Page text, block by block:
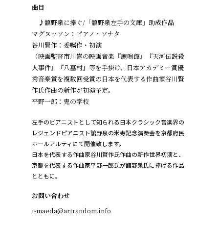
曲目
♪舘野泉に捧ぐ/「舘野泉左手の文庫」助成作品
マグヌッソン：ピアノ・ソナタ
谷川賢作：委嘱作・初演
（映画監督市川崑の映画音楽『鹿鳴館』『天河伝説殺
人事件』『八墓村』等を手掛け、日本アカデミー賞優
秀音楽賞を複数回受賞の日本を代表する作曲家谷川賢
作氏作曲の新作が初演予定。
平野一郎：鬼の学校
左手のピアニストとして知られる日本クラシック音楽界の
レジェンドピアニスト舘野泉の米寿記念演奏会を京都府民
ホールアルティにて開催致します。
日本を代表する作曲家谷川賢作氏作曲の新作世界初演と、
京都を代表する作曲家平野一郎氏が舘野泉氏に捧げる作品
とともに。
お問い合わせ
t-maeda@artrandom.info